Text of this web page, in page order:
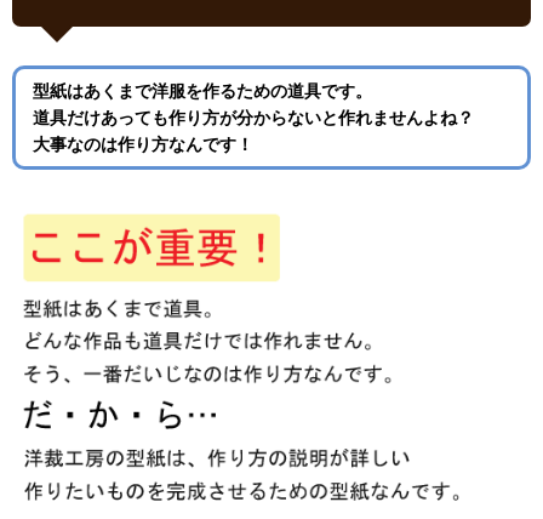
型紙はあくまで洋服を作るための道具です。
道具だけあっても作り方が分からないと作れませんよね？
大事なのは作り方なんです！